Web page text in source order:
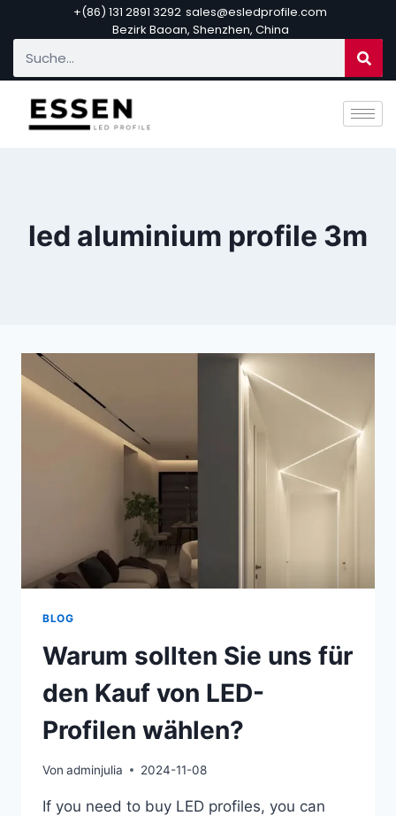
+(86) 131 2891 3292 sales@esledprofile.com
Bezirk Baoan, Shenzhen, China
led aluminium profile 3m
BLOG
Warum sollten Sie uns für
den Kauf von LED-
Profilen wählen?
Von adminjulia 2024-11-08
If you need to buy LED profiles, you can